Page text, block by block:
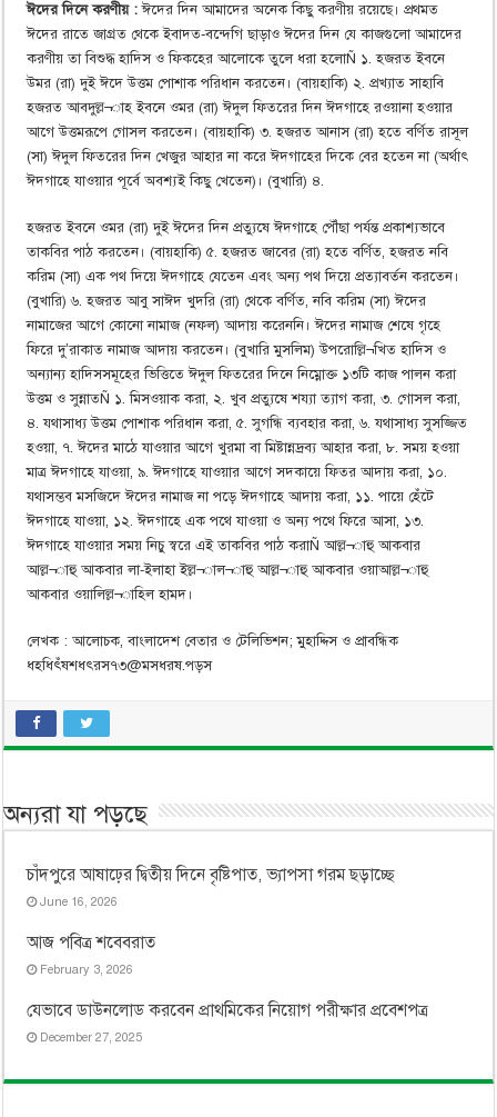
ঈদের দিনে করণীয় :ঈদের দিন আমাদের অনেক কিছু করণীয় রয়েছে। প্রথমত
ঈদের রাতে জাগ্রত থেকে ইবাদত-বন্দেগি ছাড়াও ঈদের দিন যে কাজগুলো আমাদের
করণীয় তা বিশুদ্ধ হাদিস ও ফিকহের আলোকে তুলে ধরা হলোÑ ১. হজরত ইবনে
উমর (রা) দুই ঈদে উত্তম পোশাক পরিধান করতেন। (বায়হাকি) ২. প্রখ্যাত সাহাবি
হজরত আবদুল্ল¬াহ ইবনে ওমর (রা) ঈদুল ফিতরের দিন ঈদগাহে রওয়ানা হওয়ার
আগে উত্তমরূপে গোসল করতেন। (বায়হাকি) ৩. হজরত আনাস (রা) হতে বর্ণিত রাসূল
(সা) ঈদুল ফিতরের দিন খেজুর আহার না করে ঈদগাহের দিকে বের হতেন না (অর্থাৎ
ঈদগাহে যাওয়ার পূর্বে অবশ্যই কিছু খেতেন)। (বুখারি) ৪.
হজরত ইবনে ওমর (রা) দুই ঈদের দিন প্রত্যুষে ঈদগাহে পৌঁছা পর্যন্ত প্রকাশ্যভাবে
তাকবির পাঠ করতেন। (বায়হাকি) ৫. হজরত জাবের (রা) হতে বর্ণিত, হজরত নবি
করিম (সা) এক পথ দিয়ে ঈদগাহে যেতেন এবং অন্য পথ দিয়ে প্রত্যাবর্তন করতেন।
(বুখারি) ৬. হজরত আবু সাঈদ খুদরি (রা) থেকে বর্ণিত, নবি করিম (সা) ঈদের
নামাজের আগে কোনো নামাজ (নফল) আদায় করেননি। ঈদের নামাজ শেষে গৃহে
ফিরে দু’রাকাত নামাজ আদায় করতেন। (বুখারি মুসলিম) উপরোল্লি¬খিত হাদিস ও
অন্যান্য হাদিসসমূহের ভিত্তিতে ঈদুল ফিতরের দিনে নিম্নোক্ত ১৩টি কাজ পালন করা
উত্তম ও সুন্নাতÑ ১. মিসওয়াক করা, ২. খুব প্রত্যুষে শয্যা ত্যাগ করা, ৩. গোসল করা,
৪. যথাসাধ্য উত্তম পোশাক পরিধান করা, ৫. সুগন্ধি ব্যবহার করা, ৬. যথাসাধ্য সুসজ্জিত
হওয়া, ৭. ঈদের মাঠে যাওয়ার আগে খুরমা বা মিষ্টান্নদ্রব্য আহার করা, ৮. সময় হওয়া
মাত্র ঈদগাহে যাওয়া, ৯. ঈদগাহে যাওয়ার আগে সদকায়ে ফিতর আদায় করা, ১০.
যথাসম্ভব মসজিদে ঈদের নামাজ না পড়ে ঈদগাহে আদায় করা, ১১. পায়ে হেঁটে
ঈদগাহে যাওয়া, ১২. ঈদগাহে এক পথে যাওয়া ও অন্য পথে ফিরে আসা, ১৩.
ঈদগাহে যাওয়ার সময় নিচু স্বরে এই তাকবির পাঠ করাÑ আল্ল¬াহু আকবার
আল্ল¬াহু আকবার লা-ইলাহা ইল্ল¬াল¬াহু আল্ল¬াহু আকবার ওয়াআল্ল¬াহু
আকবার ওয়ালিল্ল¬াহিল হামদ।
লেখক : আলোচক, বাংলাদেশ বেতার ও টেলিভিশন; মুহাদ্দিস ও প্রাবন্ধিক
ধহধিৎঁষশধৎরস৭৩@মসধরষ.পড়স
অন্যরা যা পড়ছে
চাঁদপুরে আষাঢ়ের দ্বিতীয় দিনে বৃষ্টিপাত, ভ্যাপসা গরম ছড়াচ্ছে
June 16, 2026
আজ পবিত্র শবেবরাত
February 3, 2026
যেভাবে ডাউনলোড করবেন প্রাথমিকের নিয়োগ পরীক্ষার প্রবেশপত্র
December 27, 2025